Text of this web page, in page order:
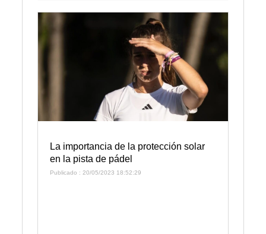
La importancia de la protección solar
en la pista de pádel
Publicado : 20/05/2023 18:52:29